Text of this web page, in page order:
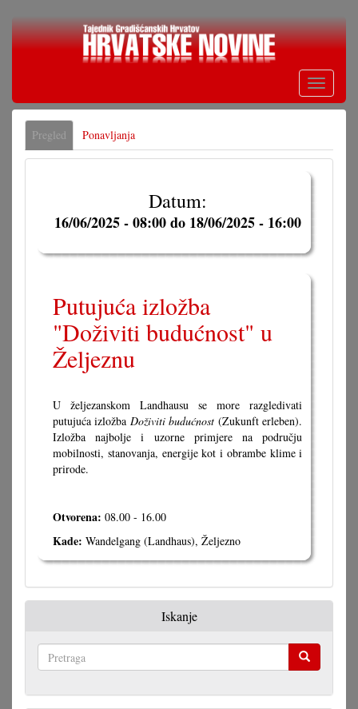
Skoči
Toggle
Primarne
oznake
Pregled (aktivna
oznaka)
Ponavljanja
Datum:
16/06/2025 - 08:00do 18/06/2025 - 16:00
Putujuća izložba
"Doživiti budućnost" u
Željeznu
U željezanskom Landhausu se more razgledivati
putujuća izložba Doživiti budućnost (Zukunft erleben).
Izložba najbolje i uzorne primjere na području
mobilnosti, stanovanja, energije kot i obrambe klime i
prirode.
Otvorena: 08.00 - 16.00
Kade: Wandelgang (Landhaus), Željezno
Iskanje